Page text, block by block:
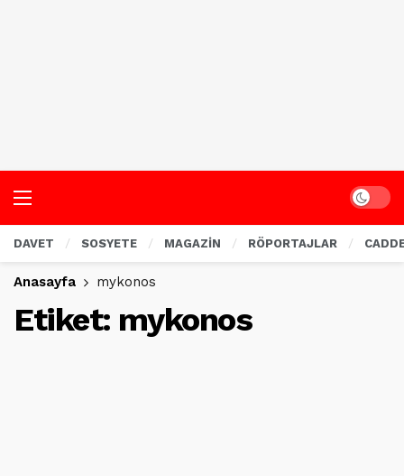
Dark
DAVET SOSYETE MAGAZİN RÖPORTAJLAR
Anasayfa mykonos
Etiket: mykonos